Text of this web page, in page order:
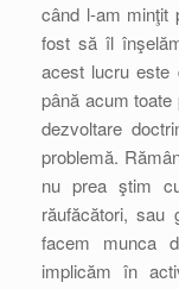
când l-am minţit
fost să îl
acest lucru este
până acum toate
dezvoltare
problemă.
nu prea ştim
răufăcători, sau
facem munca
implicăm în